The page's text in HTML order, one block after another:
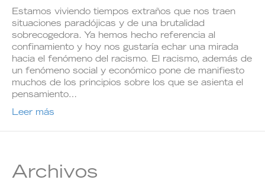
Estamos viviendo tiempos extraños que nos traen
situaciones paradójicas y de una brutalidad
sobrecogedora. Ya hemos hecho referencia al
confinamiento y hoy nos gustaría echar una mirada
hacia el fenómeno del racismo. El racismo, además de
un fenómeno social y económico pone de manifiesto
muchos de los principios sobre los que se asienta el
pensamiento…
Leer más
Archivos